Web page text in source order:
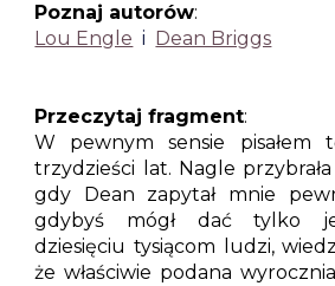
Poznaj autorów:
Lou Engle i Dean Briggs
Przeczytaj fragment:
W pewnym sensie pisałem
trzydzieści lat. Nagle przybrała
gdy Dean zapytał mnie
gdybyś mógł dać tylko
dziesięciu tysiącom ludzi,
że właściwie podana